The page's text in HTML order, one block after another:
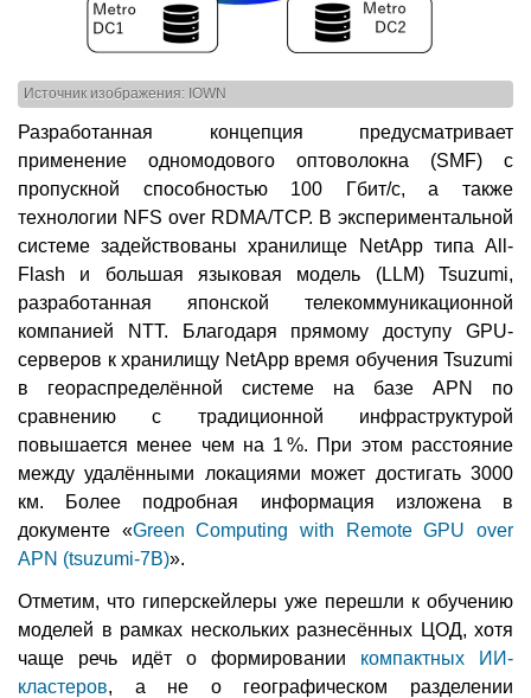
Источник изображения: IOWN
Разработанная концепция предусматривает
применение одномодового оптоволокна (SMF) с
пропускной способностью 100 Гбит/с, а также
технологии NFS over RDMA/ТСР. В экспериментальной
системе задействованы хранилище NetApp типа All-
Flash и большая языковая модель (LLM) Tsuzumi,
разработанная японской телекоммуникационной
компанией NTT. Благодаря прямому доступу GPU-
серверов к хранилищу NetApp время обучения Tsuzumi
в геораспределённой системе на базе APN по
сравнению с традиционной инфраструктурой
повышается менее чем на 1 %. При этом расстояние
между удалёнными локациями может достигать 3000
км. Более подробная информация изложена в
документе «Green Computing with Remote GPU over
APN (tsuzumi-7B)».
Отметим, что гиперскейлеры уже перешли к обучению
моделей в рамках нескольких разнесённых ЦОД, хотя
чаще речь идёт о формировании компактных ИИ-
кластеров, а не о географическом разделении